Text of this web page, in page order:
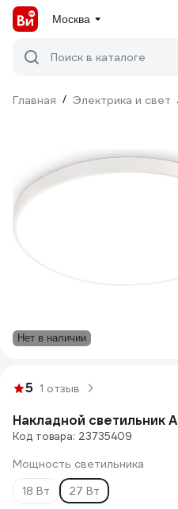
Москва
Поиск в каталоге
Главная / Электрика и свет
Нет в наличии
5 1 отзыв
Накладной светильник
Код товара: 23735409
Мощность светильника
18 Вт
27 Вт